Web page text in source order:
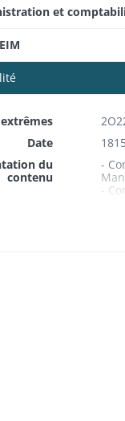
et
Date
du
contenu
-
-